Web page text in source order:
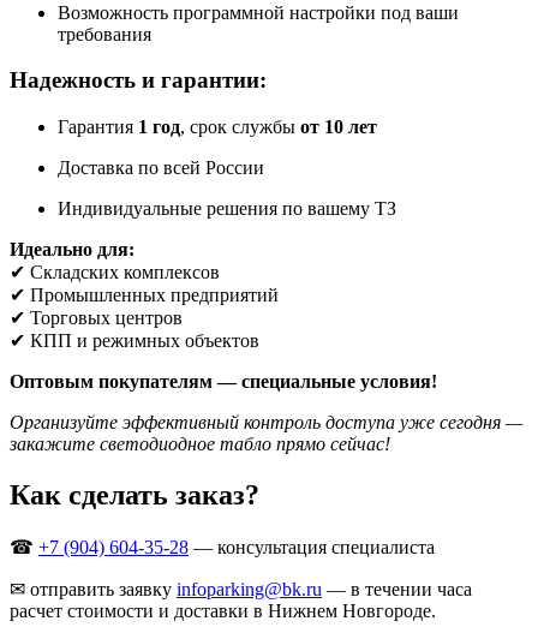
Возможность программной настройки под ваши
требования
Надежность и гарантии:
Гарантия 1 год, срок службы от 10 лет
Доставка по всей России
Индивидуальные решения по вашему ТЗ
Идеально для:
✔ Складских комплексов
✔ Промышленных предприятий
✔ Торговых центров
✔ КПП и режимных объектов
Оптовым покупателям — специальные условия!
Организуйте эффективный контроль доступа уже сегодня —
закажите светодиодное табло прямо сейчас!
Как сделать заказ?
☎ +7 (904) 604-35-28 — консультация специалиста
✉ отправить заявку infoparking@bk.ru — в течении часа
расчет стоимости и доставки в Нижнем Новгороде.